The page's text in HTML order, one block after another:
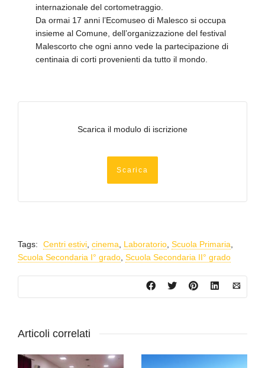
internazionale del cortometraggio.
Da ormai 17 anni l’Ecomuseo di Malesco si occupa
insieme al Comune, dell’organizzazione del festival
Malescorto che ogni anno vede la partecipazione di
centinaia di corti provenienti da tutto il mondo.
Scarica il modulo di iscrizione
Scarica
Tags: Centri estivi, cinema, Laboratorio, Scuola Primaria,
Scuola Secondaria I° grado, Scuola Secondaria II° grado
Articoli correlati